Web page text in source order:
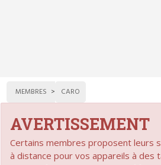
MEMBRES CARO
AVERTISSEMENT
Certains membres proposent leurs
à distance pour vos appareils à des